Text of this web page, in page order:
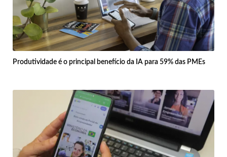
Produtividade é o principal benefício da IA para 59% das PMEs